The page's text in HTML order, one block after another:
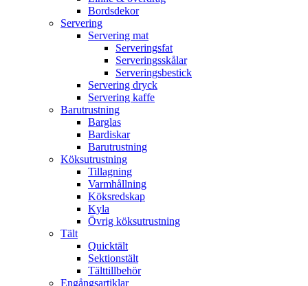
Bordsdekor
Servering
Servering mat
Serveringsfat
Serveringsskålar
Serveringsbestick
Servering dryck
Servering kaffe
Barutrustning
Barglas
Bardiskar
Barutrustning
Köksutrustning
Tillagning
Varmhållning
Köksredskap
Kyla
Övrig köksutrustning
Tält
Quicktält
Sektionstält
Tälttillbehör
Engångsartiklar